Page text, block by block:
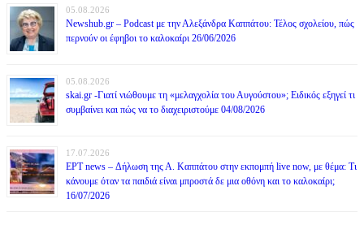
05.08.2026
Newshub.gr – Podcast με την Αλεξάνδρα Καππάτου: Τέλος σχολείου, πώς
περνούν οι έφηβοι το καλοκαίρι 26/06/2026
05.08.2026
skai.gr -Γιατί νιώθουμε τη «μελαγχολία του Αυγούστου»; Ειδικός εξηγεί τι
συμβαίνει και πώς να το διαχειριστούμε 04/08/2026
17.07.2026
ΕΡΤ news – Δήλωση της Α. Καππάτου στην εκπομπή live now, με θέμα: Τι
κάνουμε όταν τα παιδιά είναι μπροστά δε μια οθόνη και το καλοκαίρι;
16/07/2026